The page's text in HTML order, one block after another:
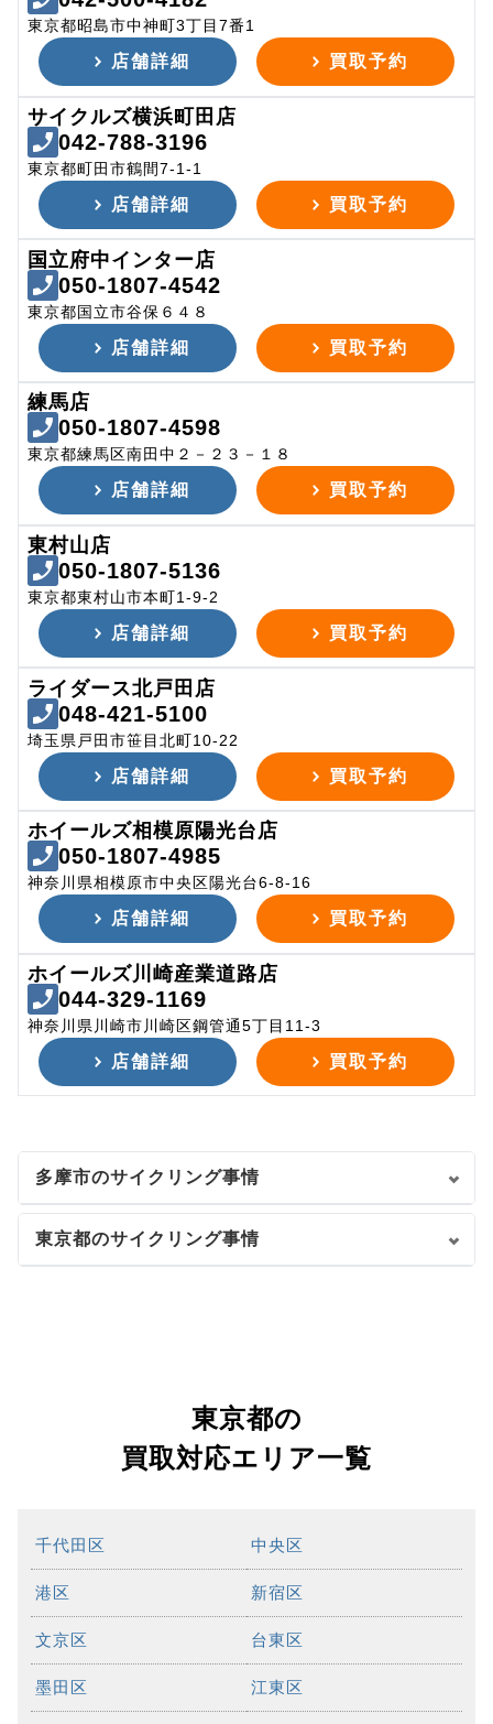
東京都昭島市中神町3丁目7番1
店舗詳細 買取予約
サイクルズ横浜町田店
042-788-3196
東京都町田市鶴間7-1-1
店舗詳細 買取予約
国立府中インター店
050-1807-4542
東京都国立市谷保６４８
店舗詳細 買取予約
練馬店
050-1807-4598
東京都練馬区南田中２－２３－１８
店舗詳細 買取予約
東村山店
050-1807-5136
東京都東村山市本町1-9-2
店舗詳細 買取予約
ライダース北戸田店
048-421-5100
埼玉県戸田市笹目北町10-22
店舗詳細 買取予約
ホイールズ相模原陽光台店
050-1807-4985
神奈川県相模原市中央区陽光台6-8-16
店舗詳細 買取予約
ホイールズ川崎産業道路店
044-329-1169
神奈川県川崎市川崎区鋼管通5丁目11-3
店舗詳細 買取予約
多摩市のサイクリング事情
東京都のサイクリング事情
東京都の
買取対応エリア一覧
千代田区 中央区
港区 新宿区
文京区 台東区
墨田区 江東区